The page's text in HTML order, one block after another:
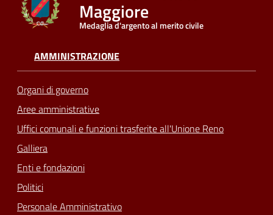
Seguici
Maggiore
Medaglia d'argento al merito civile
AMMINISTRAZIONE
Organi di governo
Aree amministrative
Uffici comunali e funzioni trasferite all'Unione Reno
Galliera
Enti e fondazioni
Politici
Personale Amministrativo